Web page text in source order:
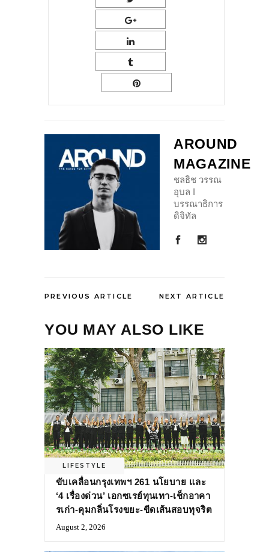
AROUND
MAGAZINE
ชลธิช วรรณ
อุบล I
บรรณาธิการ
ดิจิทัล
PREVIOUS ARTICLE NEXT ARTICLE
YOU MAY ALSO LIKE
LIFESTYLE
ขับเคลื่อนกรุงเทพฯ 261 นโยบาย และ
‘4 เรื่องด่วน’ เอกซเรย์ทุนเทา-เช็กอาคา
รเก่า-คุมกลิ่นโรงขยะ-ขีดเส้นสอบทุจริต
August 2, 2026